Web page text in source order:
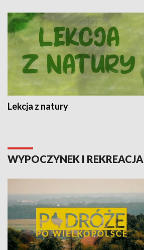
Lekcja z natury
WYPOCZYNEK I REKREACJA